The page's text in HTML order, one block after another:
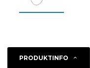
PRODUKTINFO